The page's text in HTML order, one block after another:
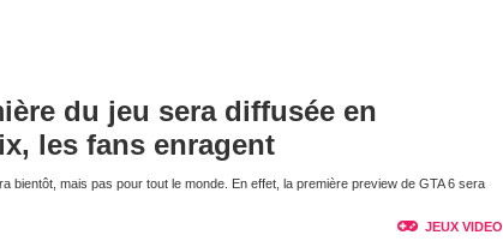
du jeu sera diffusée en
les fans enragent
bientôt, mais pas pour tout le monde. En effet, la première preview de GTA 6 sera
JEUX VIDEO